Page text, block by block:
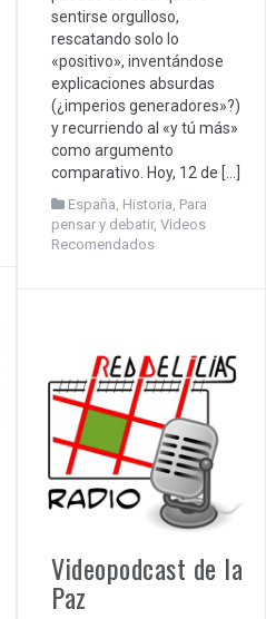
sentirse orgulloso,
rescatando solo lo
«positivo», inventándose
explicaciones absurdas
(¿imperios generadores»?)
y recurriendo al «y tú más»
como argumento
comparativo. Hoy, 12 de […]
España, Historia, Para
pensar y debatir, Videos
Recomendados
Videopodcast de la
Paz